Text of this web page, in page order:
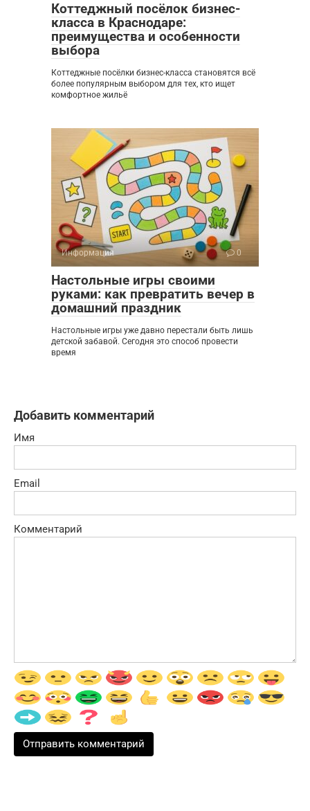
Коттеджный посёлок бизнес-
класса в Краснодаре:
преимущества и особенности
выбора
Коттеджные посёлки бизнес-класса становятся всё
более популярным выбором для тех, кто ищет
комфортное жильё
Информация 0
Настольные игры своими
руками: как превратить вечер в
домашний праздник
Настольные игры уже давно перестали быть лишь
детской забавой. Сегодня это способ провести
время
Добавить комментарий
Имя
Email
Комментарий